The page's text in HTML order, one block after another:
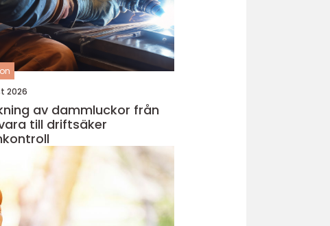
2026
av dammluckor från
till driftsäker